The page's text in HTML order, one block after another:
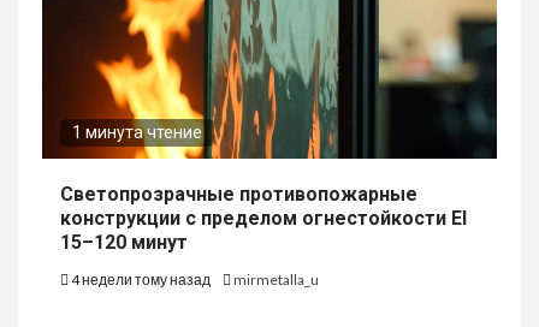
1 минута чтение
Светопрозрачные противопожарные
конструкции с пределом огнестойкости EI
15–120 минут
4 недели тому назад mirmetalla_u